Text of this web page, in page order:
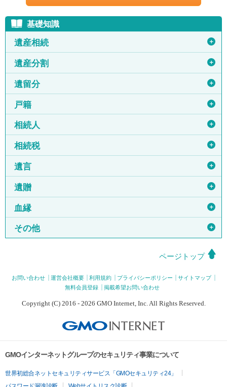
基礎知識
遺産相続 ＋
遺産分割 ＋
遺留分 ＋
戸籍 ＋
相続人 ＋
相続税 ＋
遺言 ＋
遺贈 ＋
血縁 ＋
その他 ＋
ページトップ
お問い合わせ 運営会社概要 利用規約 プライバシーポリシー
サイトマップ
無料会員登録
掲載希望お問い合わせ
Copyright (C) 2016 - 2026 GMO Internet, Inc. All Rights Reserved.
GMOインターネットグループのセキュリティ事業について
世界初総合ネットセキュリティサービス「GMOセキュリティ24」